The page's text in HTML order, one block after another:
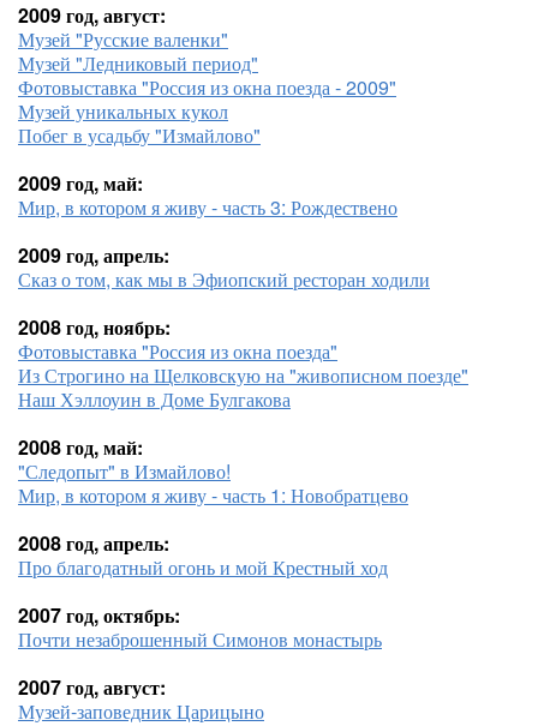
2009 год, август:
Музей "Русские валенки"
Музей "Ледниковый период"
Фотовыставка "Россия из окна поезда - 2009"
Музей уникальных кукол
Побег в усадьбу "Измайлово"
2009 год, май:
Мир, в котором я живу - часть 3: Рождествено
2009 год, апрель:
Сказ о том, как мы в Эфиопский ресторан ходили
2008 год, ноябрь:
Фотовыставка "Россия из окна поезда"
Из Строгино на Щелковскую на "живописном поезде"
Наш Хэллоуин в Доме Булгакова
2008 год, май:
"Следопыт" в Измайлово!
Мир, в котором я живу - часть 1: Новобратцево
2008 год, апрель:
Про благодатный огонь и мой Крестный ход
2007 год, октябрь:
Почти незаброшенный Симонов монастырь
2007 год, август:
Музей-заповедник Царицыно